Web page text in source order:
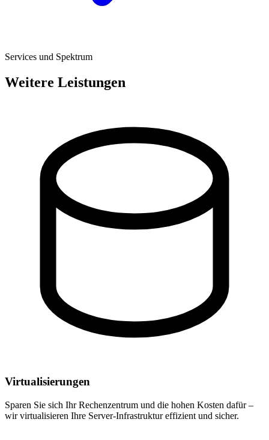
Services und Spektrum
Weitere Leistungen
Virtualisierungen
Sparen Sie sich Ihr Rechenzentrum und die hohen Kosten dafür –
wir virtualisieren Ihre Server-Infrastruktur effizient und sicher.